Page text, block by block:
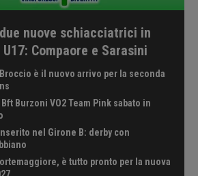
nuove schiacciatrici in
Compaore e Sarasini
è il nuovo arrivo per la seconda
Burzoni VO2 Team Pink sabato in
nel Girone B: derby con
è tutto pronto per la nuova